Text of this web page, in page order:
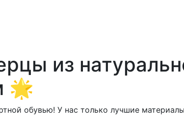
из
🌟
обувью! У нас только лучшие